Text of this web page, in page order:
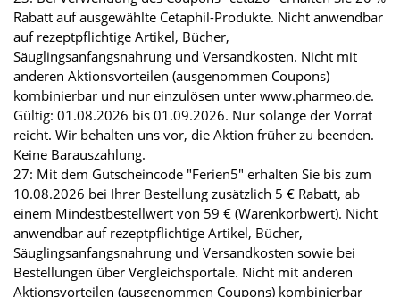
Rabatt auf ausgewählte Cetaphil-Produkte. Nicht anwendbar
auf rezeptpflichtige Artikel, Bücher,
Säuglingsanfangsnahrung und Versandkosten. Nicht mit
anderen Aktionsvorteilen (ausgenommen Coupons)
kombinierbar und nur einzulösen unter www.pharmeo.de.
Gültig: 01.08.2026 bis 01.09.2026. Nur solange der Vorrat
reicht. Wir behalten uns vor, die Aktion früher zu beenden.
Keine Barauszahlung.
27: Mit dem Gutscheincode "Ferien5" erhalten Sie bis zum
10.08.2026 bei Ihrer Bestellung zusätzlich 5 € Rabatt, ab
einem Mindestbestellwert von 59 € (Warenkorbwert). Nicht
anwendbar auf rezeptpflichtige Artikel, Bücher,
Säuglingsanfangsnahrung und Versandkosten sowie bei
Bestellungen über Vergleichsportale. Nicht mit anderen
Aktionsvorteilen (ausgenommen Coupons) kombinierbar